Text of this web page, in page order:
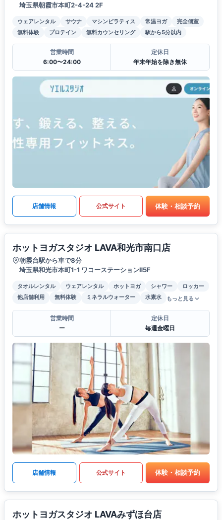
埼玉県朝霞市本町2-4-24 2F
ウェアレンタル サウナ マシンピラティス 常温ヨガ
完全個室
無料体験
プロテイン 無料カウンセリング 駅から5分以内
営業時間
6:00〜24:00
定休日
年末年始を除き無休
店舗情報 公式サイト 体験・相談予約
ホットヨガスタジオ LAVA和光市南口店
朝霞台駅から車で8分
埼玉県和光市本町1-1 ワコーステーションⅡ5F
タオルレンタル ウェアレンタル ホットヨガ シャワー
ロッカー
他店舗利用
無料体験 ミネラルウォーター 水素水 もっと見る
営業時間
ー
定休日
毎週金曜日
店舗情報 公式サイト 体験・相談予約
ホットヨガスタジオ LAVAみずほ台店